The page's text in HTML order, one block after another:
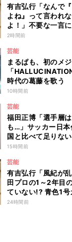
有吉弘行「なんで
よね』って言われ
よ！」不要な一言
2時間前
芸能
まるぱも、初のメ
「
時代の葛藤を歌う
10時間前
芸能
福田正博「選手層
も…」サッカー日
国と比べて足りな
15時間前
芸能
有吉弘行「風紀が
田プロの1～2年目
ていない!? 青色1号
24時間前